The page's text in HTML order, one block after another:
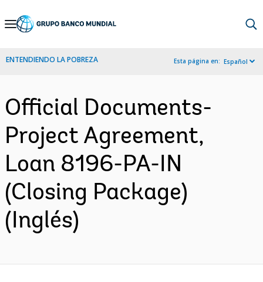
Skip
Navigation
ENTENDIENDO LA POBREZA Esta página en: Español
Official Documents-
Project Agreement,
Loan 8196-PA-IN
(Closing Package)
(Inglés)